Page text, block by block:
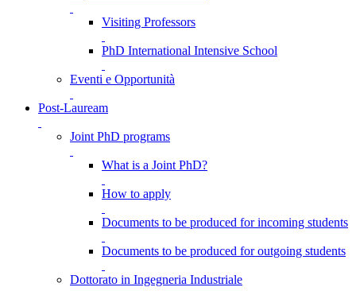
Visiting Professors
PhD International Intensive School
Eventi e Opportunità
Post-Lauream
Joint PhD programs
What is a Joint PhD?
How to apply
Documents to be produced for incoming students
Documents to be produced for outgoing students
Dottorato in Ingegneria Industriale